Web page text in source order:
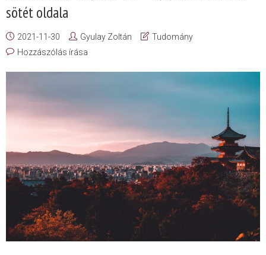
sötét oldala
2021-11-30 Gyulay Zoltán
Tudomány
Hozzászólás írása